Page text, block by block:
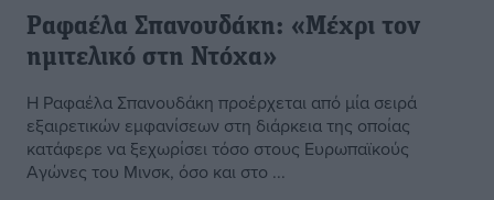
Ραφαέλα Σπανουδάκη: «Μέχρι τον
ημιτελικό στη Ντόχα»
Η Ραφαέλα Σπανουδάκη προέρχεται από μία σειρά
εξαιρετικών εμφανίσεων στη διάρκεια της οποίας
κατάφερε να ξεχωρίσει τόσο στους Ευρωπαϊκούς
Αγώνες του Μινσκ, όσο και στο ...